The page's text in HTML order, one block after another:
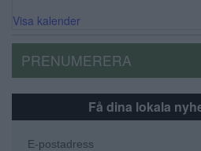
Visa kalender
PRENUMERERA
Få dina lokala
E-postadress